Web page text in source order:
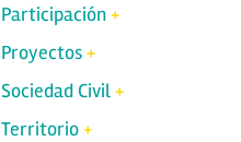
Participación
Proyectos
Sociedad Civil
Territorio